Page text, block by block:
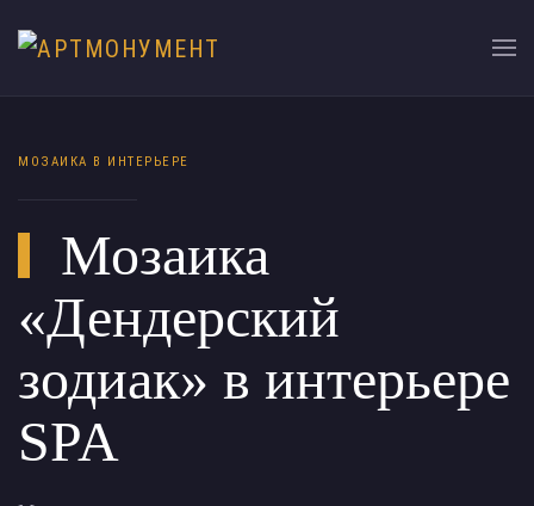
МОЗАИКА В ИНТЕРЬЕРЕ
Мозаика
«Дендерский
зодиак» в интерьере
SPA